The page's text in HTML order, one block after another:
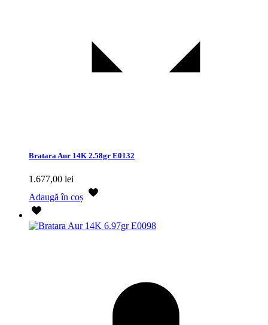
Bratara Aur 14K 2.58gr E0132
1.677,00 lei
Adaugă în coș